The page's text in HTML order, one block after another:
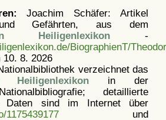
Joachim Schäfer: Artikel
Gefährten, aus dem
Heiligenlexikon -
BiographienT/
10. 8. 2026
verzeichnet das
Heiligenlexikonin der
detaillierte
Daten sind im Internet über
1175439177und